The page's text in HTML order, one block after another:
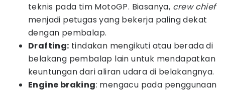
teknis pada tim MotoGP. Biasanya, crew chief
menjadi petugas yang bekerja paling dekat
dengan pembalap.
Drafting: tindakan mengikuti atau berada di
belakang pembalap lain untuk mendapatkan
keuntungan dari aliran udara di belakangnya.
Engine braking: mengacu pada penggunaan